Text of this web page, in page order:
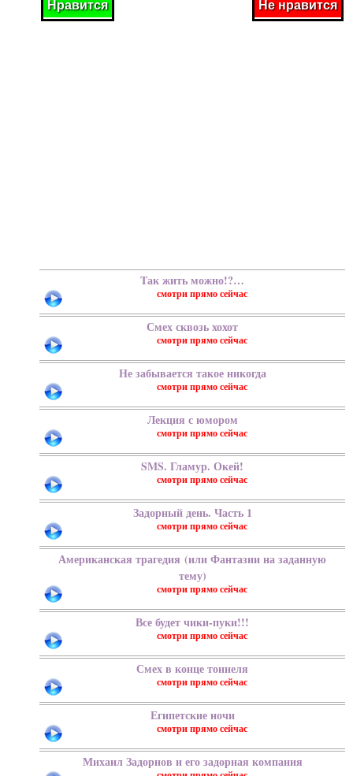
Tак жить можно!?…
Смех сквозь хохот
Не забывается такое никогда
Лекция с юмором
SMS. Гламур. Окей!
Задорный день. Часть 1
Американская трагедия (или Фантазии на заданную
тему)
Все будет чики-пуки!!!
Смех в конце тоннеля
Египетские ночи
Михаил Задорнов и его задорная компания